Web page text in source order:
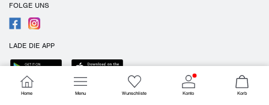
FOLGE UNS
LADE DIE APP
Cookies
Home Menu Wunschliste Konto Korb